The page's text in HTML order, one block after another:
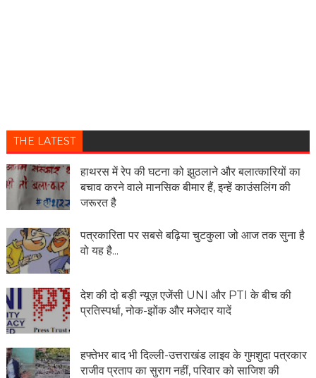
THE LATEST
हाथरस में रेप की घटना को झुठलाने और बलात्कारियों का
बचाव करने वाले मानसिक बीमार हैं, इन्हें काउंसलिंग की
जरूरत है
पत्रकारिता पर सबसे बढ़िया चुटकुला जो आज तक सुना है
वो यह है...
देश की दो बड़ी न्यूज़ एजेंसी UNI और PTI के बीच की
प्रतिस्पर्धा, नोक-झोंक और मजेदार यादें
हफ्तेभर बाद भी दिल्ली-उत्तराखंड लाइव के गुमशुदा पत्रकार
राजीव प्रताप का सुराग नहीं, परिवार को साजिश की